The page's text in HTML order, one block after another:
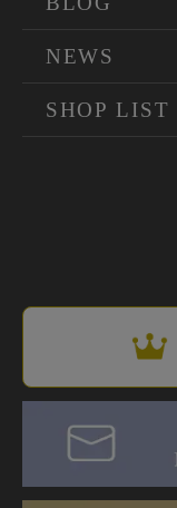
NEWS
SHOP LIST